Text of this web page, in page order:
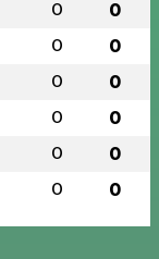
0 0
0 0
0 0
0 0
0 0
0 0